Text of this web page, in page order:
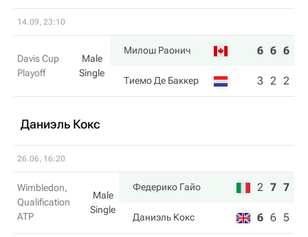
14.09, 23:10
Davis Cup
Playoff
Male
Single
Милош Раонич 6 6 6
Тиемо Де Баккер 3 2 2
Даниэль Кокс
26.06, 16:20
Wimbledon,
Qualification
ATP
Male
Single
Федерико Гайо 2 7 7
Даниэль Кокс 6 6 5